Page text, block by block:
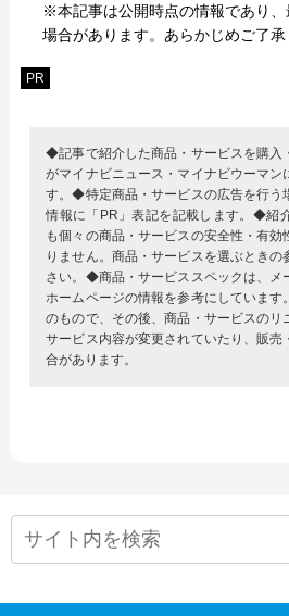
※本記事は公開時点の情報であり
場合があります。あらかじめご了承
PR
◆記事で紹介した商品・サービスを購入
がマイナビニュース・マイナビウーマン
す。◆特定商品・サービスの広告を行う
情報に「PR」表記を記載します。◆紹
も個々の商品・サービスの安全性・有
りません。商品・サービスを選ぶとき
さい。◆商品・サービススペックは、メ
ホームページの情報を参考にしていま
のもので、その後、商品・サービスのリ
サービス内容が変更されていたり、販売
合があります。